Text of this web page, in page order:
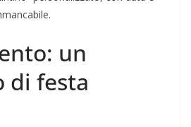
un
di festa